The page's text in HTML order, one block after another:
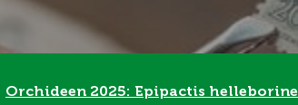
Orchideen 2025: Epipactis helleborine